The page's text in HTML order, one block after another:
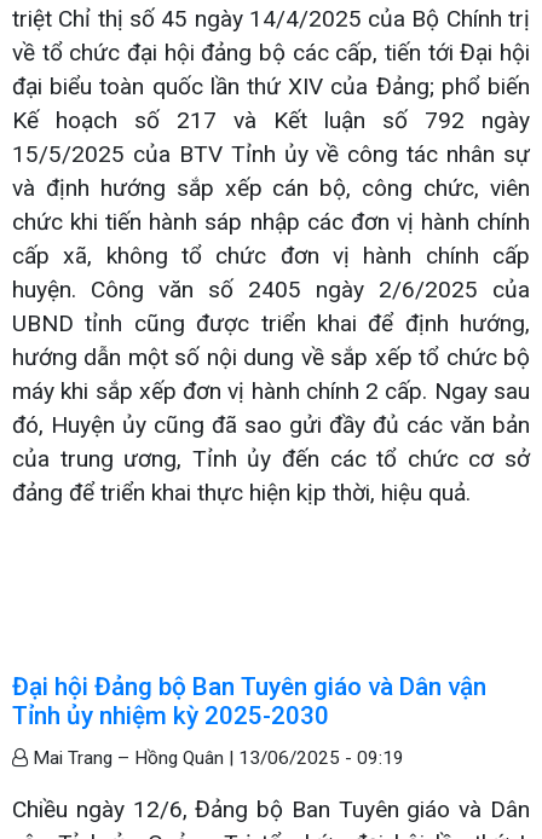
triệt Chỉ thị số 45 ngày 14/4/2025 của Bộ Chính trị
về tổ chức đại hội đảng bộ các cấp, tiến tới Đại hội
đại biểu toàn quốc lần thứ XIV của Đảng; phổ biến
Kế hoạch số 217 và Kết luận số 792 ngày
15/5/2025 của BTV Tỉnh ủy về công tác nhân sự
và định hướng sắp xếp cán bộ, công chức, viên
chức khi tiến hành sáp nhập các đơn vị hành chính
cấp xã, không tổ chức đơn vị hành chính cấp
huyện. Công văn số 2405 ngày 2/6/2025 của
UBND tỉnh cũng được triển khai để định hướng,
hướng dẫn một số nội dung về sắp xếp tổ chức bộ
máy khi sắp xếp đơn vị hành chính 2 cấp. Ngay sau
đó, Huyện ủy cũng đã sao gửi đầy đủ các văn bản
của trung ương, Tỉnh ủy đến các tổ chức cơ sở
đảng để triển khai thực hiện kịp thời, hiệu quả.
Đại hội Đảng bộ Ban Tuyên giáo và Dân vận
Tỉnh ủy nhiệm kỳ 2025-2030
Mai Trang – Hồng Quân | 13/06/2025 - 09:19
Chiều ngày 12/6, Đảng bộ Ban Tuyên giáo và Dân